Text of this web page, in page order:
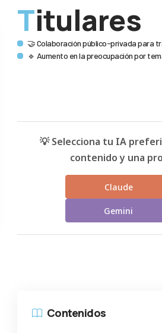
Titulares
🤝 Colaboración público-privada para
🔹 Aumento en la preocupación por
💡 Selecciona tu IA
contenido y una
Claude
Gemini
Contenidos